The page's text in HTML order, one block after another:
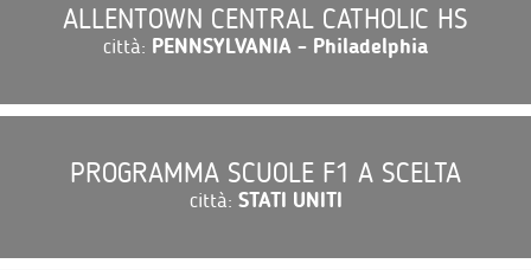
ALLENTOWN CENTRAL CATHOLIC HS
città: PENNSYLVANIA - Philadelphia
PROGRAMMA SCUOLE F1 A SCELTA
città: STATI UNITI